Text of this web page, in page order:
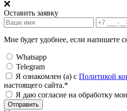
Оставить заявку
Мне будет удобнее, если напишете
Whatsapp
Telegram
Я ознакомлен (а) с Политикой
настоящего сайта.*
Я даю согласие на обработку
Отправить